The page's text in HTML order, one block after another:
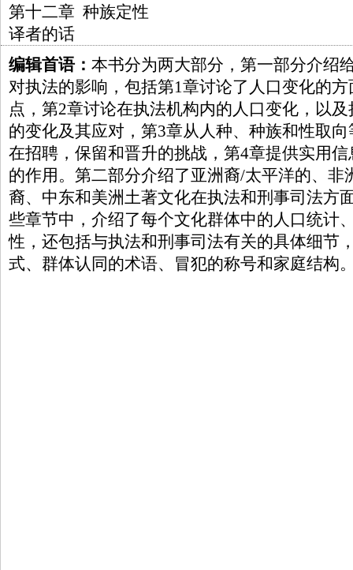
第十二章 种族定性
译者的话
编辑首语： 本书分为两大部分，第一部分介绍
对执法的影响，包括第1章讨论了人口变化的
点，第2章讨论在执法机构内的人口变化，以
的变化及其应对，第3章从人种、种族和性取
在招聘，保留和晋升的挑战，第4章提供实用
的作用。第二部分介绍了亚洲裔/太平洋的、非
裔、中东和美洲土著文化在执法和刑事司法方
些章节中，介绍了每个文化群体中的人口统计
性，还包括与执法和刑事司法有关的具体细节
式、群体认同的术语、冒犯的称号和家庭结构